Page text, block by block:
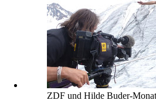
ZDF und Hilde Buder-